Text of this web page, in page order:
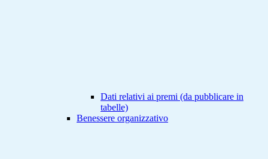
Dati relativi ai premi (da pubblicare in
tabelle)
Benessere organizzativo